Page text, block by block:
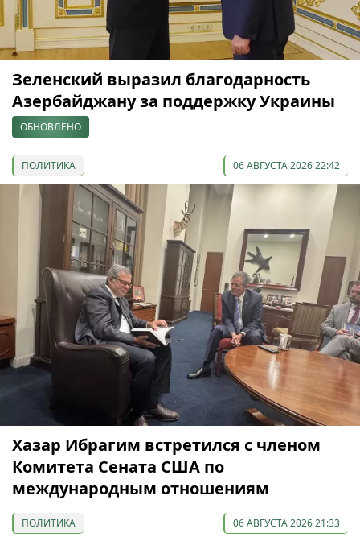
Зеленский выразил благодарность
Азербайджану за поддержку Украины
ОБНОВЛЕНО
ПОЛИТИКА 06 АВГУСТА 2026 22:42
Хазар Ибрагим встретился с членом
Комитета Сената США по
международным отношениям
ПОЛИТИКА 06 АВГУСТА 2026 21:33